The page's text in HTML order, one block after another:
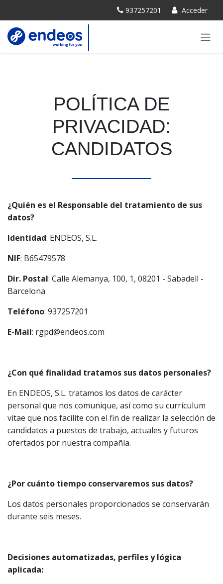
937257201 Acceder
POLÍTICA DE
PRIVACIDAD:
CANDIDATOS
¿Quién es el Responsable del tratamiento de sus
datos?
Identidad: ENDEOS, S.L.
NIF: B65479578
Dir. Postal: Calle Alemanya, 100, 1, 08201 - Sabadell -
Barcelona
Teléfono: 937257201
E-Mail: rgpd@endeos.com
¿Con qué finalidad tratamos sus datos personales?
En ENDEOS, S.L. tratamos los datos de carácter
personal que nos comunique, así como su currículum
vitae que nos facilite con el fin de realizar la selección de
candidatos a puestos de trabajo, actuales y futuros
ofertados por nuestra compañía.
¿Por cuánto tiempo conservaremos sus datos?
Los datos personales proporcionados se conservarán
durante seis meses.
Decisiones automatizadas, perfiles y lógica
aplicada: